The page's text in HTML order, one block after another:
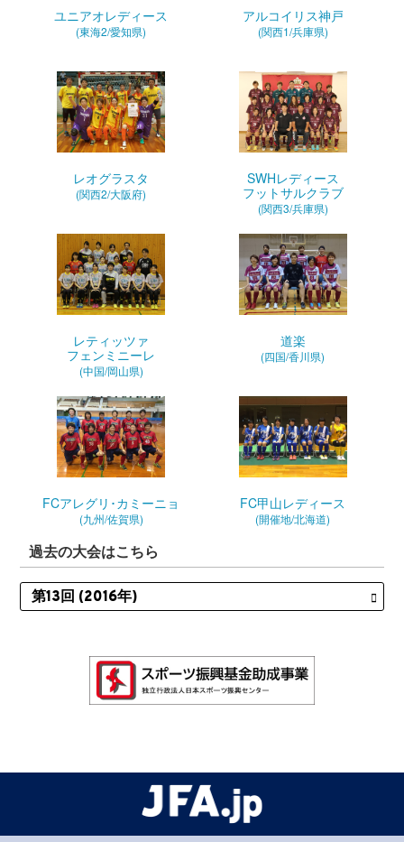
ユニアオレディース
(東海2/愛知県)
アルコイリス神戸
(関西1/兵庫県)
レオグラスタ
(関西2/大阪府)
SWHレディース
フットサルクラブ
(関西3/兵庫県)
レティッツァ
フェンミニーレ
(中国/岡山県)
道楽
(四国/香川県)
FCアレグリ･カミーニョ
(九州/佐賀県)
FC甲山レディース
(開催地/北海道)
過去の大会はこちら